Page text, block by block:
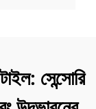
সেন্সোরি